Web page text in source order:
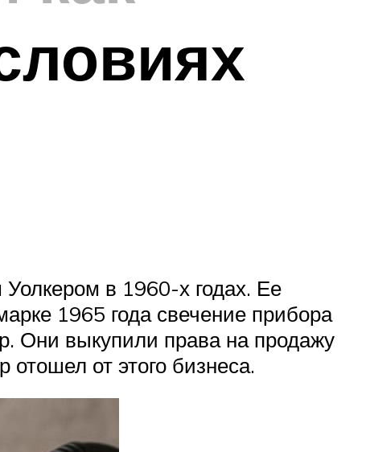
в 1960-х годах. Ее
1965 года свечение прибора
Они выкупили права на продажу
от этого бизнеса.